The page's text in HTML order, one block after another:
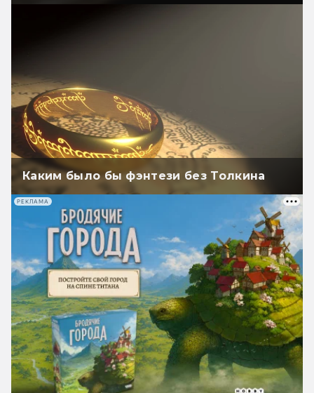
Каким было бы фэнтези без Толкина
РЕКЛАМА